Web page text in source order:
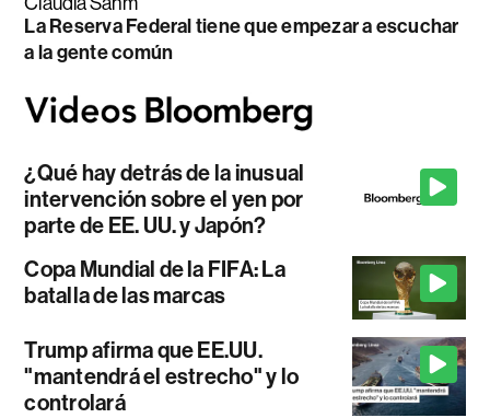
La Reserva Federal tiene que empezar a escuchar
a la gente común
¿Qué hay detrás de la inusual
intervención sobre el yen por
parte de EE. UU. y Japón?
Copa Mundial de la FIFA: La
batalla de las marcas
Trump afirma que EE.UU.
"mantendrá el estrecho" y lo
controlará